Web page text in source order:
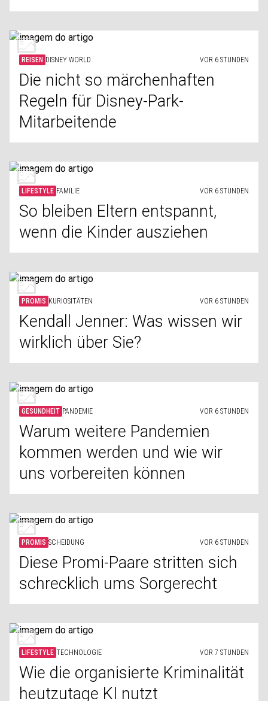
REISEN DISNEY WORLD VOR 6 STUNDEN
Die nicht so märchenhaften
Regeln für Disney-Park-
Mitarbeitende
LIFESTYLE FAMILIE VOR 6 STUNDEN
So bleiben Eltern entspannt,
wenn die Kinder ausziehen
PROMIS KURIOSITÄTEN VOR 6 STUNDEN
Kendall Jenner: Was wissen wir
wirklich über Sie?
GESUNDHEIT PANDEMIE VOR 6 STUNDEN
Warum weitere Pandemien
kommen werden und wie wir
uns vorbereiten können
PROMIS SCHEIDUNG VOR 6 STUNDEN
Diese Promi-Paare stritten sich
schrecklich ums Sorgerecht
LIFESTYLE TECHNOLOGIE VOR 7 STUNDEN
Wie die organisierte Kriminalität
heutzutage KI nutzt